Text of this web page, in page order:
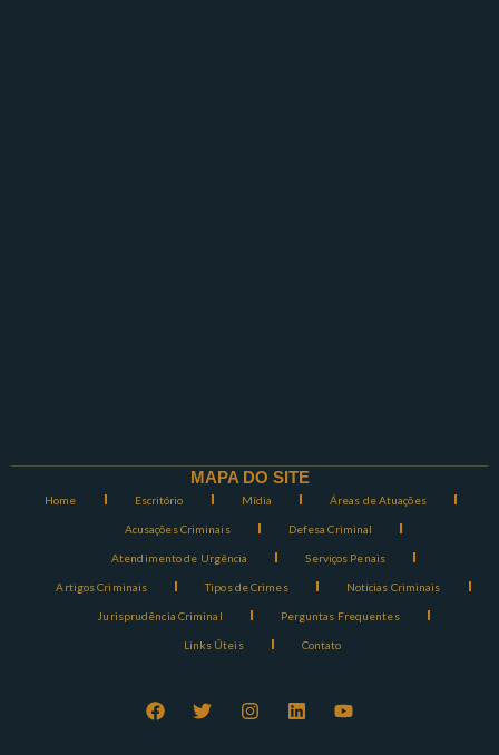
MAPA DO SITE
Home Escritório Mídia Áreas de Atuações
Acusações Criminais Defesa Criminal
Atendimento de Urgência Serviços Penais
Artigos Criminais Tipos de Crimes Notícias Criminais
Jurisprudência Criminal Perguntas Frequentes
Links Úteis Contato